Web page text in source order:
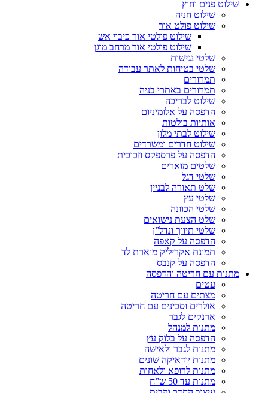
שילוט פנים וחוץ
שילוט חניה
שילוט פולט אור
שילוט פולטי אור כיבוי אש
שילוט פולטי אור מרחב מוגן
שלטי נגישות
שלטי בטיחות לאתר עבודה
תמרורים
תמרורים באתרי בניה
שילוט לבריכה
הדפסה על אלומיניום
אותיות בולטות
שילוט לבתי מלון
שילוט חדרים ומשרדים
הדפסה על פרספקס וזכוכית
שלטים מוארים
שלטי דגל
שלט תאורה לבניין
שלטי עץ
שלטי הכוונה
שלט הצעת נישואים
שלטי תיווך ונדל”ן
הדפסה על קאפה
תמונת אקריליק מוארת לד
הדפסה על קנבס
מתנות עם חריטה והדפסה
עטים
מצתים עם חריטה
אולרים וסכינים עם חריטה
ארנקים לגבר
מתנות למנהל
הדפסה על בלוק עץ
מתנות לגבר ולאישה
מתנות יודאיקה שונים
מתנות לרופא ולאחות
מתנות עד 50 ש”ח